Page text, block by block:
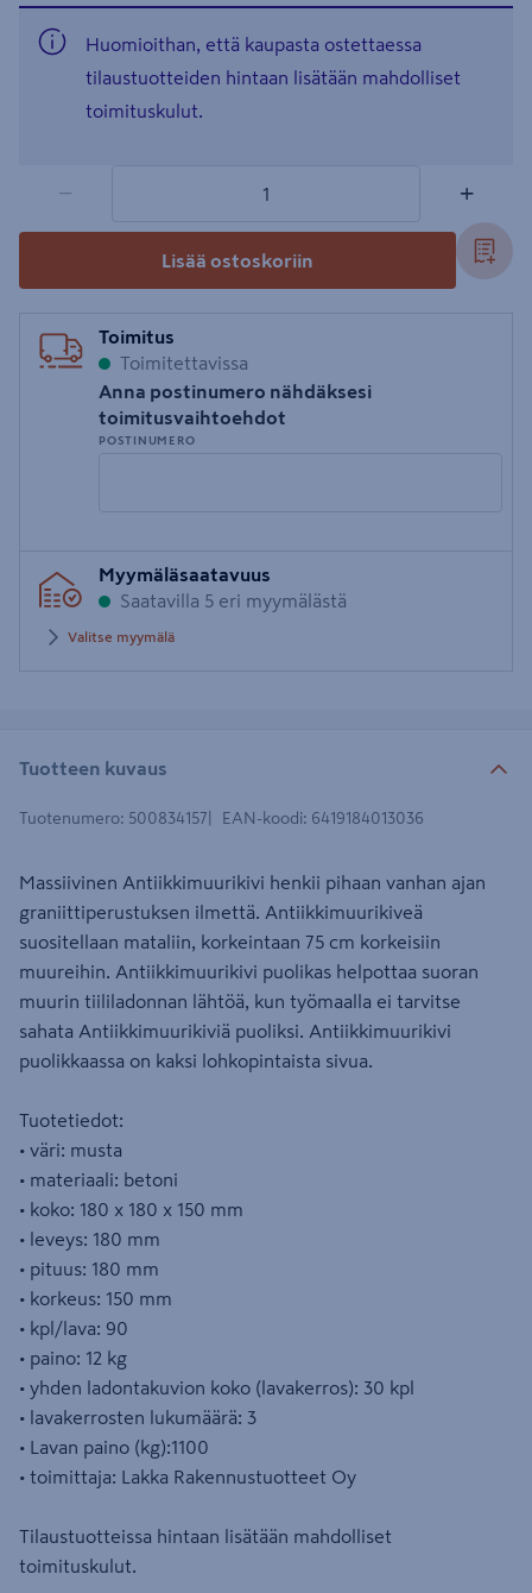
Huomioithan, että kaupasta ostettaessa
tilaustuotteiden hintaan lisätään mahdolliset
toimituskulut.
− +
Lisää ostoskoriin
Toimitus
Toimitettavissa
Anna postinumero nähdäksesi
toimitusvaihtoehdot
POSTINUMERO
postinumero
Myymäläsaatavuus
Saatavilla 5 eri myymälästä
Valitse myymälä
Tuotteen kuvaus
Tuotenumero: 500834157 EAN-koodi: 6419184013036
Massiivinen Antiikkimuurikivi henkii pihaan vanhan ajan
graniittiperustuksen ilmettä. Antiikkimuurikiveä
suositellaan mataliin, korkeintaan 75 cm korkeisiin
muureihin. Antiikkimuurikivi puolikas helpottaa suoran
muurin tiililadonnan lähtöä, kun työmaalla ei tarvitse
sahata Antiikkimuurikiviä puoliksi. Antiikkimuurikivi
puolikkaassa on kaksi lohkopintaista sivua.
Tuotetiedot:
• väri: musta
• materiaali: betoni
• koko: 180 x 180 x 150 mm
• leveys: 180 mm
• pituus: 180 mm
• korkeus: 150 mm
• kpl/lava: 90
• paino: 12 kg
• yhden ladontakuvion koko (lavakerros): 30 kpl
• lavakerrosten lukumäärä: 3
• Lavan paino (kg):1100
• toimittaja: Lakka Rakennustuotteet Oy
Tilaustuotteissa hintaan lisätään mahdolliset
toimituskulut.